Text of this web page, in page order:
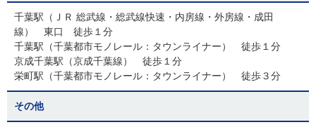
千葉駅（ＪＲ 総武線・総武線快速・内房線・外房線・成田
線） 東口 徒歩１分
千葉駅（千葉都市モノレール：タウンライナー） 徒歩１分
京成千葉駅（京成千葉線） 徒歩１分
栄町駅（千葉都市モノレール：タウンライナー） 徒歩３分
その他